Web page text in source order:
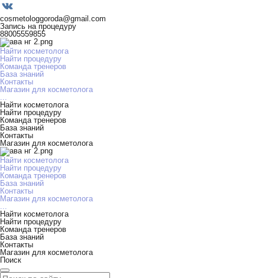
cosmetologgoroda@gmail.com
Запись на процедуру
88005559855
Найти косметолога
Найти процедуру
Команда тренеров
База знаний
Контакты
Магазин для косметолога
...
Найти косметолога
Найти процедуру
Команда тренеров
База знаний
Контакты
Магазин для косметолога
Найти косметолога
Найти процедуру
Команда тренеров
База знаний
Контакты
Магазин для косметолога
...
Найти косметолога
Найти процедуру
Команда тренеров
База знаний
Контакты
Магазин для косметолога
Поиск